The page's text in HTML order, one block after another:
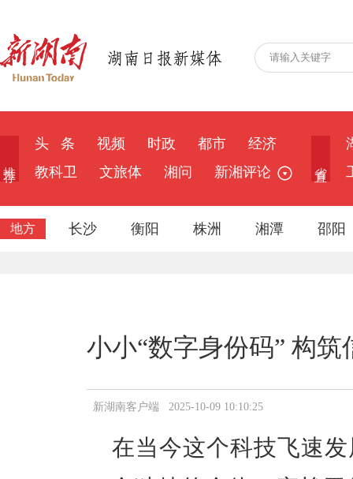
头 条 视频 时政 都市
经济
教科卫
文旅体 湘问 新湘评论
地方 长沙 衡阳 株洲 湘潭 邵阳
小小“数字身份码” 构筑
新湖南客户端 2025-10-09 10:10:25
在当今这个科技飞速